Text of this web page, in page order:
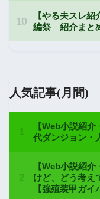
人気記事(月間)